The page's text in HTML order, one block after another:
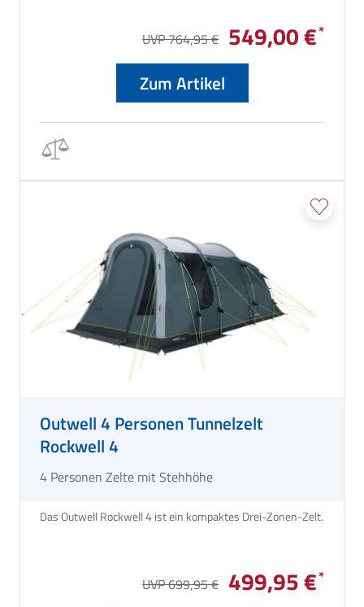
UVP 764,95 € 549,00 €
Zum Artikel
Outwell 4 Personen Tunnelzelt
Rockwell 4
4 Personen Zelte mit Stehhöhe
Das Outwell Rockwell 4 ist ein kompaktes Drei-Zonen-Zelt.
UVP 699,95 € 499,95 €